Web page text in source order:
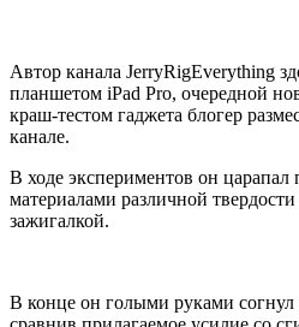
Автор канала JerryRigEverything
планшетом iPad Pro, очередной
краш-тестом гаджета блогер
канале.
В ходе экспериментов он царапал
материалами различной
зажигалкой.
В конце он голыми руками согнул